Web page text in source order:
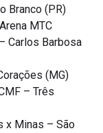
Branco (PR)
MTC
Carlos Barbosa
(MG)
– Três
x Minas – São